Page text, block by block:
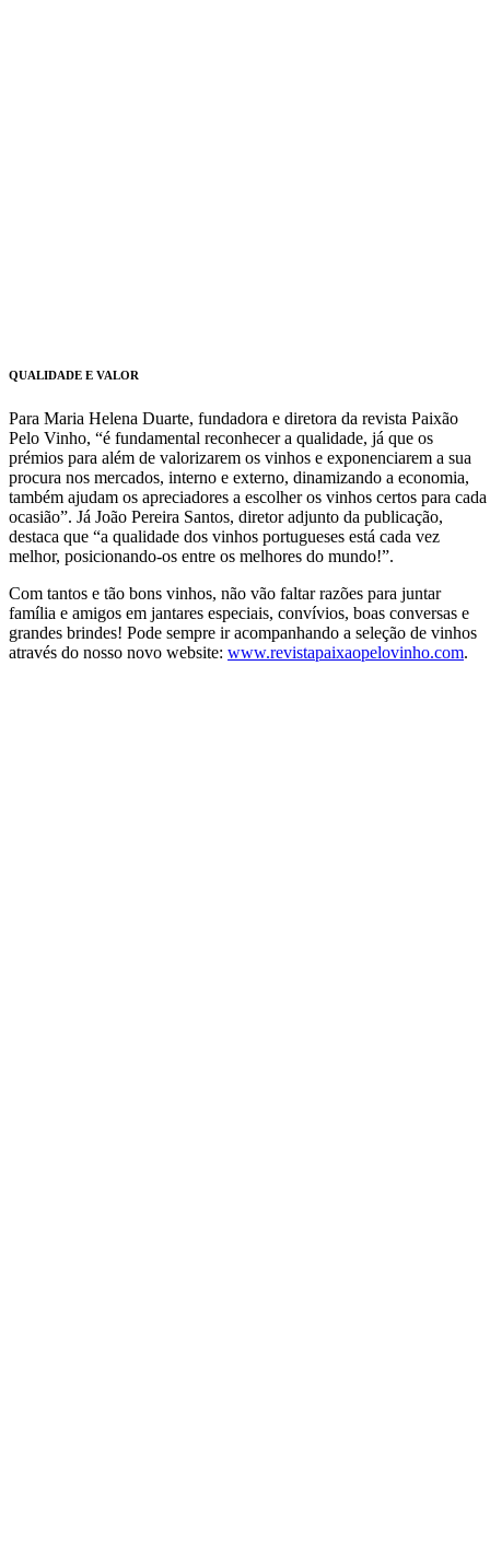
QUALIDADE E VALOR
Para Maria Helena Duarte, fundadora e diretora da revista Paixão
Pelo Vinho, “é fundamental reconhecer a qualidade, já que os
prémios para além de valorizarem os vinhos e exponenciarem a sua
procura nos mercados, interno e externo, dinamizando a economia,
também ajudam os apreciadores a escolher os vinhos certos para cada
ocasião”. Já João Pereira Santos, diretor adjunto da publicação,
destaca que “a qualidade dos vinhos portugueses está cada vez
melhor, posicionando-os entre os melhores do mundo!”.
Com tantos e tão bons vinhos, não vão faltar razões para juntar
família e amigos em jantares especiais, convívios, boas conversas e
grandes brindes! Pode sempre ir acompanhando a seleção de vinhos
através do nosso novo website: www.revistapaixaopelovinho.com.